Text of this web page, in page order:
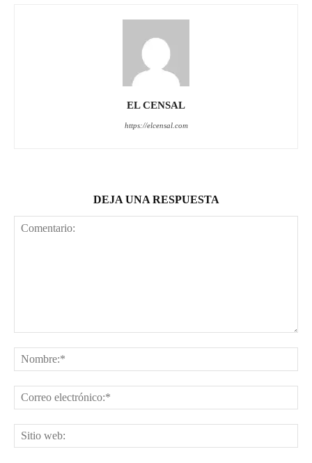
EL CENSAL
https://elcensal.com
DEJA UNA RESPUESTA